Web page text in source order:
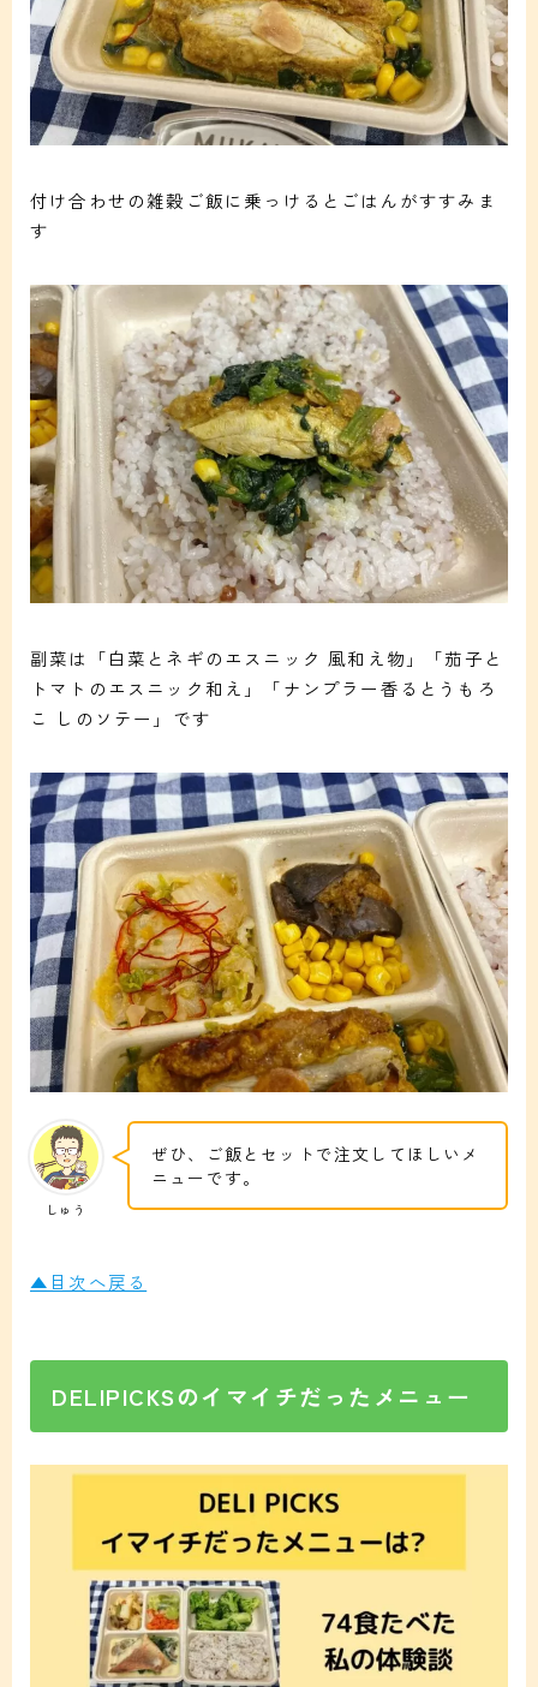
付け合わせの雑穀ご飯に乗っけるとごはんがすすみま
す
副菜は「白菜とネギのエスニック 風和え物」「茄子と
トマトのエスニック和え」「ナンプラー香るとうもろ
こ しのソテー」です
しゅう
ぜひ、ご飯とセットで注文してほしいメ
ニューです。
▲目次へ戻る
DELIPICKSのイマイチだったメニュー